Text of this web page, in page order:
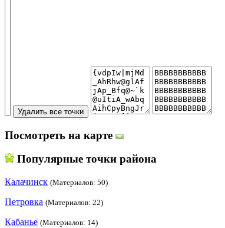
Посмотреть на карте
Популярные точки района
Калачинск (Материалов: 50)
Петровка (Материалов: 22)
Кабанье (Материалов: 14)